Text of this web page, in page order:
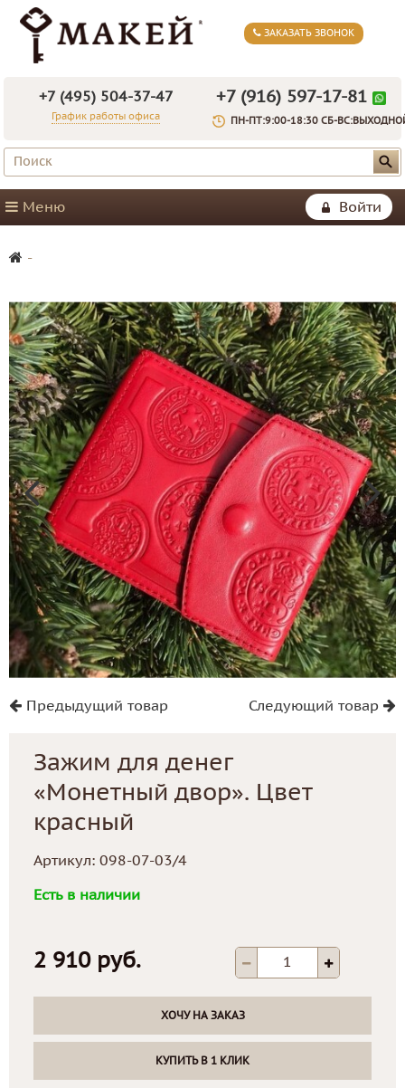
ЗАКАЗАТЬ ЗВОНОК
+7 (495) 504-37-47
График работы офиса
+7 (916) 597-17-81
ПН-ПТ:9:00-18:30 СБ-
Войти
Меню
-
Предыдущий товар Следующий товар
Зажим для денег
«Монетный двор». Цвет
красный
Артикул: 098-07-03/4
Есть в наличии
2 910 руб.
ХОЧУ НА ЗАКАЗ
КУПИТЬ В 1 КЛИК